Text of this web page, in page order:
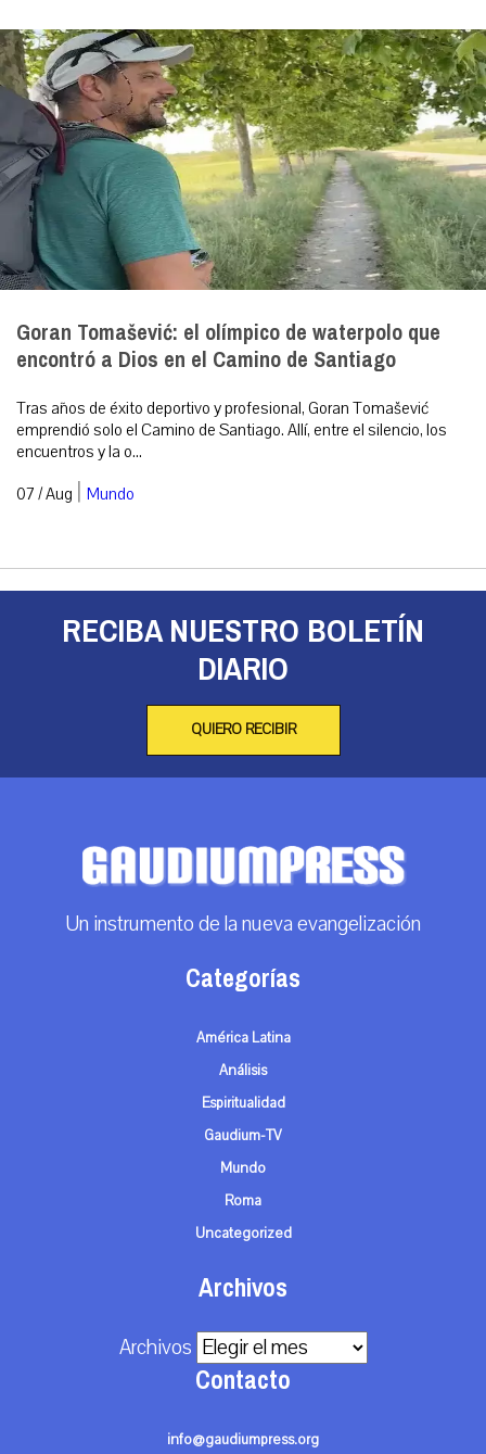
Goran Tomašević: el olímpico de waterpolo que
encontró a Dios en el Camino de Santiago
Tras años de éxito deportivo y profesional, Goran Tomašević
emprendió solo el Camino de Santiago. Allí, entre el silencio, los
encuentros y la o...
07 / Aug | Mundo
RECIBA NUESTRO BOLETÍN
DIARIO
QUIERO RECIBIR
Un instrumento de la nueva evangelización
Categorías
América Latina
Análisis
Espiritualidad
Gaudium-TV
Mundo
Roma
Uncategorized
Archivos
Archivos
Contacto
info@gaudiumpress.org